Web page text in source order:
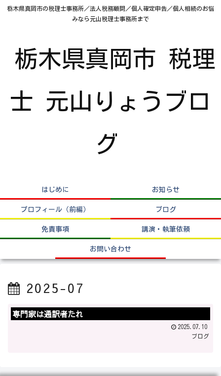
栃木県真岡市の税理士事務所／法人税務顧問／個人確定申告／個人相続のお悩
みなら元山税理士事務所まで
栃木県真岡市 税理
士 元山りょうブロ
グ
はじめに お知らせ
プロフィール（前編） ブログ
免責事項 講演・執筆依頼
お問い合わせ
2025-07
専門家は通訳者たれ
2025.07.10
ブログ